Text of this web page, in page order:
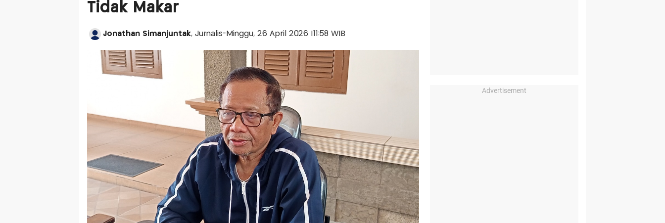
Tidak Makar
Jonathan Simanjuntak, Jurnalis-Minggu, 26 April 2026 |11:58 WIB
Advertisement